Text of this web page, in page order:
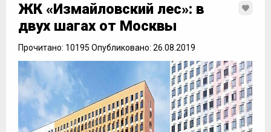
ЖК «Измайловский лес»: в
двух шагах от Москвы
Прочитано: 10195 Опубликовано: 26.08.2019